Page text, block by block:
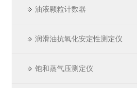
油液颗粒计数器
润滑油抗氧化安定性测定仪
饱和蒸气压测定仪